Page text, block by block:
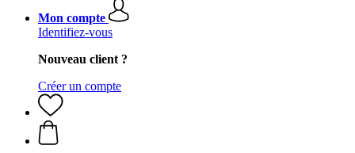
Mon compte
Identifiez-vous
Nouveau client ?
Créer un compte